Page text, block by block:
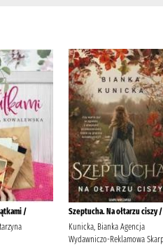
/
Szeptucha. Na ołtarzu ciszy /
Kunicka, Bianka Agencja
Wydawniczo-Reklamowa